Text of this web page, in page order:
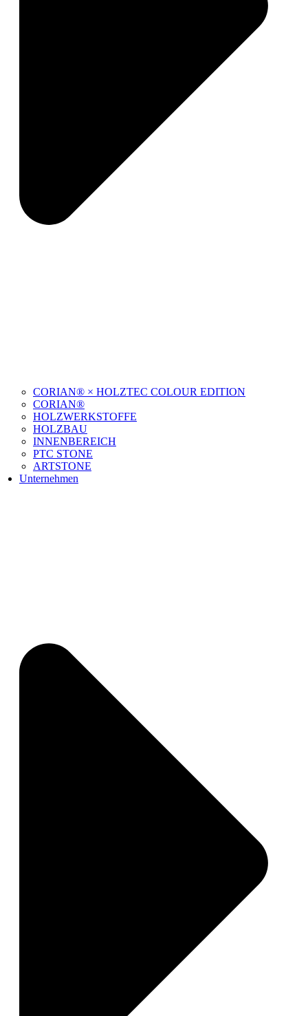
CORIAN® × HOLZTEC COLOUR EDITION
CORIAN®
HOLZWERKSTOFFE
HOLZBAU
INNENBEREICH
PTC STONE
ARTSTONE
Unternehmen